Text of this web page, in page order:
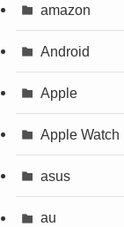
amazon
Android
Apple
Apple Watch
asus
au